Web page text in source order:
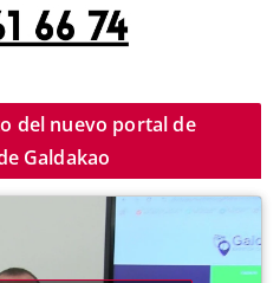
del nuevo portal de
Galdakao